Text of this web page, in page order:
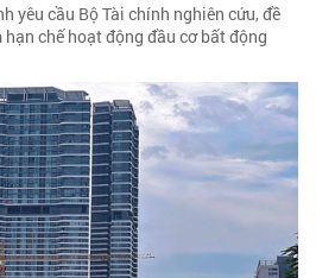
yêu cầu Bộ Tài chính nghiên cứu, đề
chế hoạt động đầu cơ bất động